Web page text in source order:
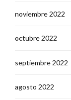
noviembre 2022
octubre 2022
septiembre 2022
agosto 2022